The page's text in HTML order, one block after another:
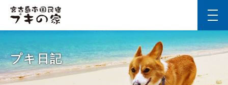
プキ日記
t
o
g
g
l